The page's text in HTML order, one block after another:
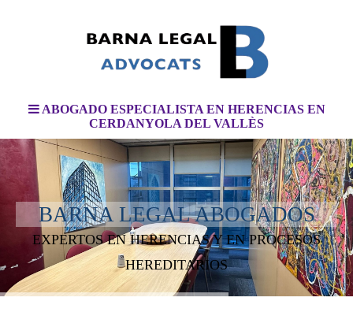
ABOGADO ESPECIALISTA EN HERENCIAS EN
CERDANYOLA DEL VALLÈS
BARNA LEGAL ABOGADOS
EXPERTOS EN HERENCIAS Y EN PROCESOS
HEREDITARIOS